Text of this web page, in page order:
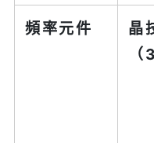
頻率元件
晶